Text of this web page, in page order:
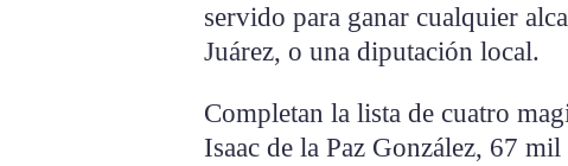
servido para ganar cualquier
Juárez, o una diputación local.
Completan la lista de cuatro
Isaac de la Paz González, 67